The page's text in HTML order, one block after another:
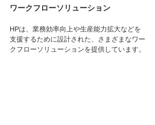
ワークフローソリューション
HPは、業務効率向上や生産能力拡大などを
支援するために設計された、さまざまなワー
クフローソリューションを提供しています。